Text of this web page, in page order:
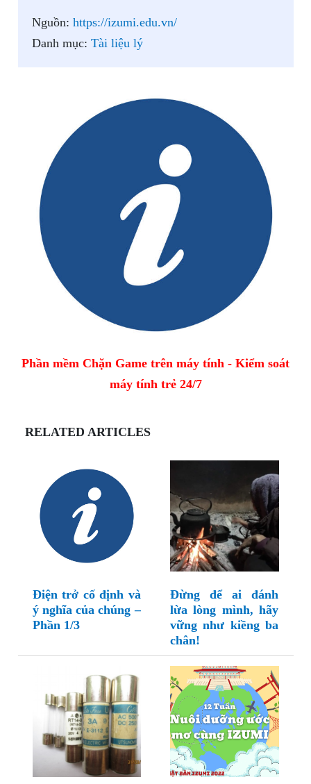
Nguồn: https://izumi.edu.vn/
Danh mục: Tài liệu lý
Phần mềm Chặn Game trên máy tính - Kiểm soát
máy tính trẻ 24/7
RELATED ARTICLES
Điện trở cố định và
ý nghĩa của chúng –
Phần 1/3
Đừng để ai đánh
lừa lòng mình, hãy
vững như kiềng ba
chân!